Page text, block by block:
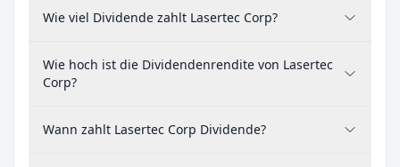
Wie viel Dividende zahlt Lasertec Corp?
Wie hoch ist die Dividendenrendite von Lasertec
Corp?
Wann zahlt Lasertec Corp Dividende?